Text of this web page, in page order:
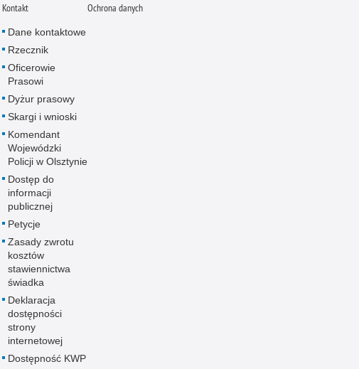
Kontakt
Dane kontaktowe
Rzecznik
Oficerowie
Prasowi
Dyżur prasowy
Skargi i wnioski
Komendant
Wojewódzki
Policji w Olsztynie
Dostęp do
informacji
publicznej
Petycje
Zasady zwrotu
kosztów
stawiennictwa
świadka
Deklaracja
dostępności
strony
internetowej
Dostępność KWP
Ochrona danych